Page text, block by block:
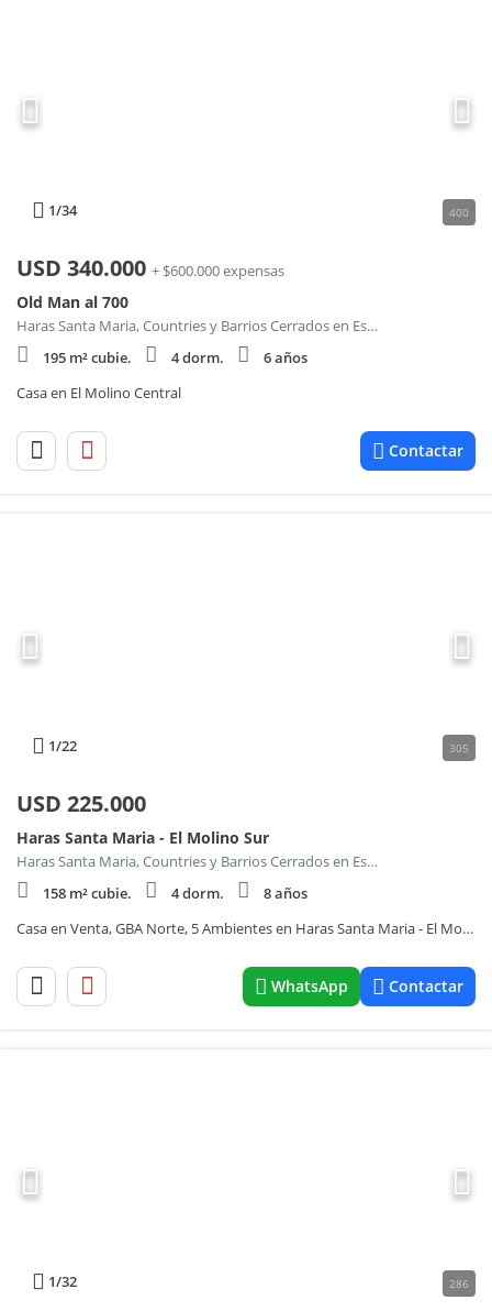
1/34 400
USD 340.000 + $600.000 expensas
Old Man al 700
Haras Santa Maria, Countries y Barrios Cerrados en Escobar
195 m² cubie.
4 dorm.
6 años
Casa en El Molino Central
Contactar
1/22 305
USD 225.000
Haras Santa Maria - El Molino Sur
Haras Santa Maria, Countries y Barrios Cerrados en Escobar
158 m² cubie.
4 dorm.
8 años
Casa en Venta, GBA Norte, 5 Ambientes en Haras Santa Maria - El Molino Sur - ID 5477
WhatsApp Contactar
1/32 286